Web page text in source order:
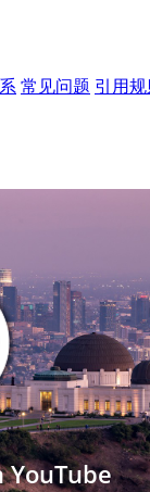
常见问题 引用
YouTube